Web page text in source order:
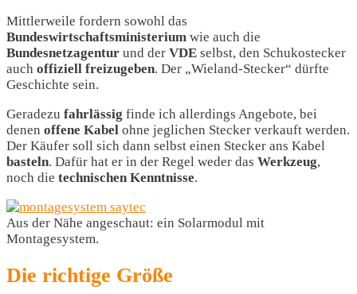
Mittlerweile fordern sowohl das
Bundeswirtschaftsministerium wie auch die
Bundesnetzagentur und der VDE selbst, den Schukostecker
auch offiziell freizugeben. Der „Wieland-Stecker“ dürfte
Geschichte sein.
Geradezu fahrlässig finde ich allerdings Angebote, bei
denen offene Kabel ohne jeglichen Stecker verkauft werden.
Der Käufer soll sich dann selbst einen Stecker ans Kabel
basteln. Dafür hat er in der Regel weder das Werkzeug,
noch die technischen Kenntnisse.
Aus der Nähe angeschaut: ein Solarmodul mit
Montagesystem.
Die richtige Größe